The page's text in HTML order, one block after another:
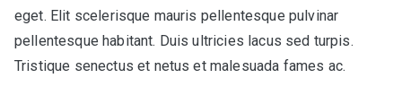
eget. Elit scelerisque mauris pellentesque pulvinar
pellentesque habitant. Duis ultricies lacus sed turpis.
Tristique senectus et netus et malesuada fames ac.